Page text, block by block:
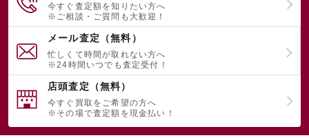
今すぐ査定額を知りたい方へ
※ご相談・ご質問も大歓迎！
メール査定（無料）
忙しくて時間が取れない方へ
※24時間いつでも査定受付！
店頭査定（無料）
今すぐ買取をご希望の方へ
※その場で査定額を現金払い！